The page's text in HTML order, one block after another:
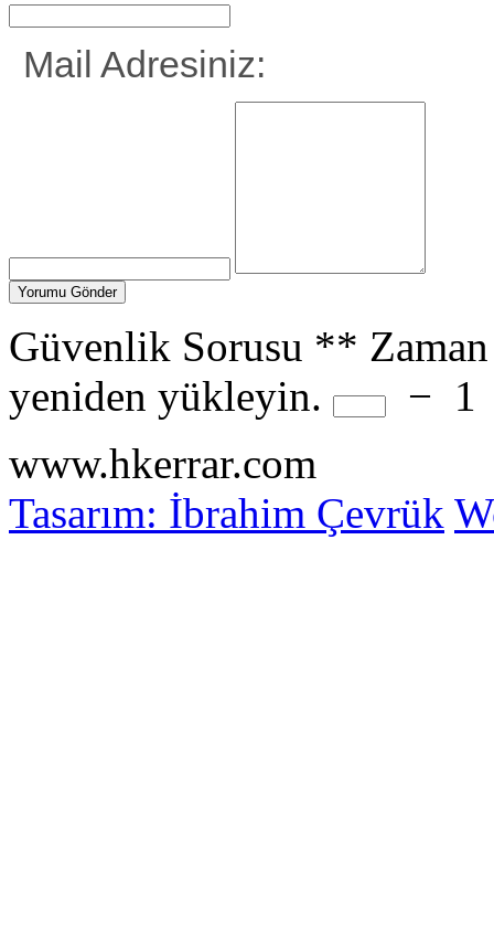
Mail Adresiniz:
Güvenlik Sorusu **
yeniden yükleyin.
− 1
www.hkerrar.com
Tasarım: İbrahim Çevrük